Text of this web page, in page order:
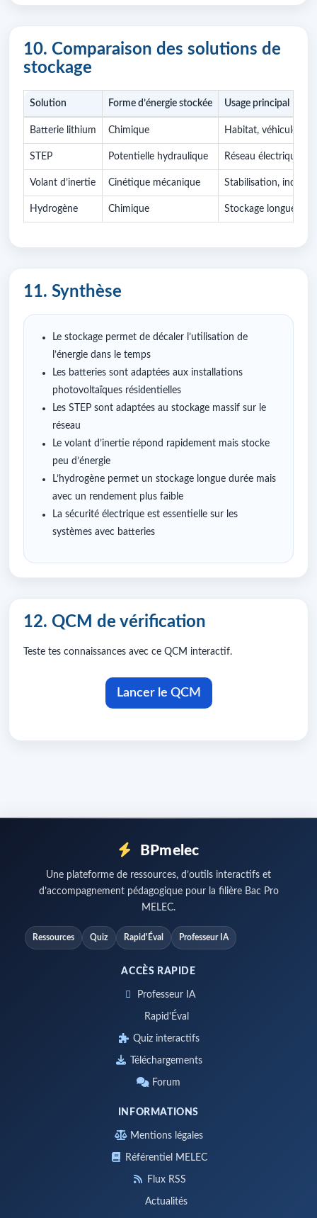
10. Comparaison des solutions de
stockage
Solution Forme d’énergie stockée Usage principal
Batterie lithium Chimique Habitat, véhicule,
STEP Potentielle hydraulique Réseau électrique
Volant d’inertie Cinétique mécanique Stabilisation,
Hydrogène Chimique Stockage longue
11. Synthèse
Le stockage permet de décaler l’utilisation de
l’énergie dans le temps
Les batteries sont adaptées aux installations
photovoltaïques résidentielles
Les STEP sont adaptées au stockage massif sur le
réseau
Le volant d’inertie répond rapidement mais stocke
peu d’énergie
L’hydrogène permet un stockage longue durée mais
avec un rendement plus faible
La sécurité électrique est essentielle sur les
systèmes avec batteries
12. QCM de vérification
Teste tes connaissances avec ce QCM interactif.
Lancer le QCM
BPmelec
Une plateforme de ressources, d’outils interactifs et
d’accompagnement pédagogique pour la filière Bac Pro
MELEC.
Ressources Quiz Rapid'Éval Professeur IA
ACCÈS RAPIDE
Professeur IA
Rapid'Éval
Quiz interactifs
Téléchargements
Forum
INFORMATIONS
Mentions légales
Référentiel MELEC
Flux RSS
Actualités